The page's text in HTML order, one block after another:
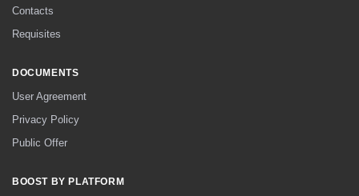
Contacts
Requisites
DOCUMENTS
User Agreement
Privacy Policy
Public Offer
BOOST BY PLATFORM